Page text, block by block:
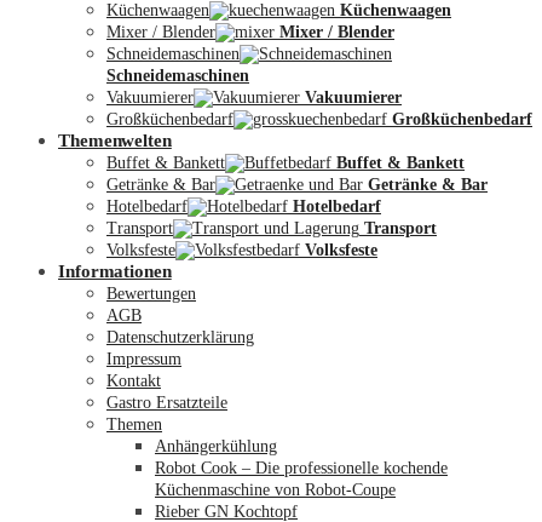
Mein Konto
Küchenwaagen
Küchenwaagen
Mixer / Blender
Mixer / Blender
Schneidemaschinen
Schneidemaschinen
Vakuumierer
Vakuumierer
Großküchenbedarf
Großküchenbedarf
Themenwelten
Buffet & Bankett
Buffet & Bankett
Getränke & Bar
Getränke & Bar
Hotelbedarf
Hotelbedarf
Transport
Transport
Volksfeste
Volksfeste
Informationen
Bewertungen
AGB
Datenschutzerklärung
Impressum
Kontakt
Gastro Ersatzteile
Themen
Anhängerkühlung
Robot Cook – Die professionelle kochende
Küchenmaschine von Robot-Coupe
Rieber GN Kochtopf